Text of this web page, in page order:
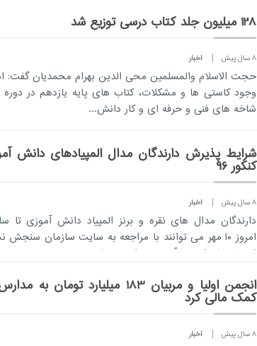
128 میلیون جلد کتاب درسی توزیع شد
8 سال پیش اخبار
حجت الاسلام والمسلمین محی الدین بهرام محمدیان گفت:
وجود کاستی ها و مشکلات، کتاب های پایه یازدهم در
شاخه های فنی و حرفه ای و کار دانش...
شرایط پذیرش دارندگان مدال المپیادهای دانش
کنکور ۹۶
8 سال پیش اخبار
امروز ۱۰ مهر می توانند با مراجعه به سایت سازمان
انتخاب ۵ رشته در آزمون سراسری سا...
انجمن اولیا و مربیان 183 میلیارد تومان
کمک مالی کرد
8 سال پیش اخبار